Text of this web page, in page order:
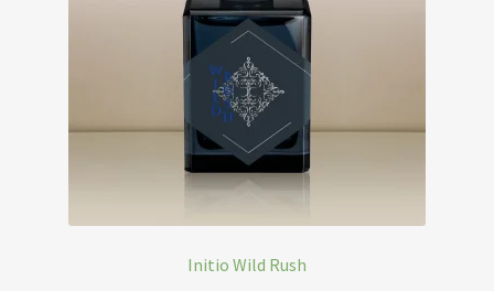
Initio Wild Rush